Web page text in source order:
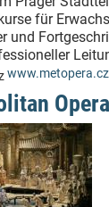
für
und
www.metopera.cz